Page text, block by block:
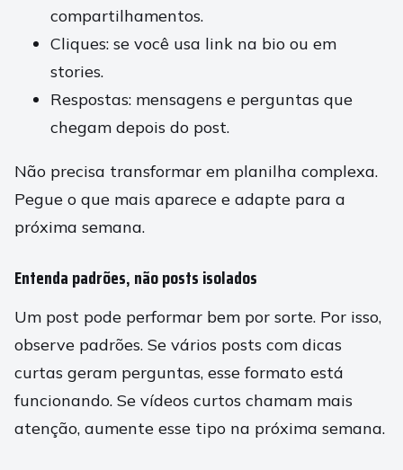
compartilhamentos.
Cliques: se você usa link na bio ou em
stories.
Respostas: mensagens e perguntas que
chegam depois do post.
Não precisa transformar em planilha complexa.
Pegue o que mais aparece e adapte para a
próxima semana.
Entenda padrões, não posts isolados
Um post pode performar bem por sorte. Por isso,
observe padrões. Se vários posts com dicas
curtas geram perguntas, esse formato está
funcionando. Se vídeos curtos chamam mais
atenção, aumente esse tipo na próxima semana.